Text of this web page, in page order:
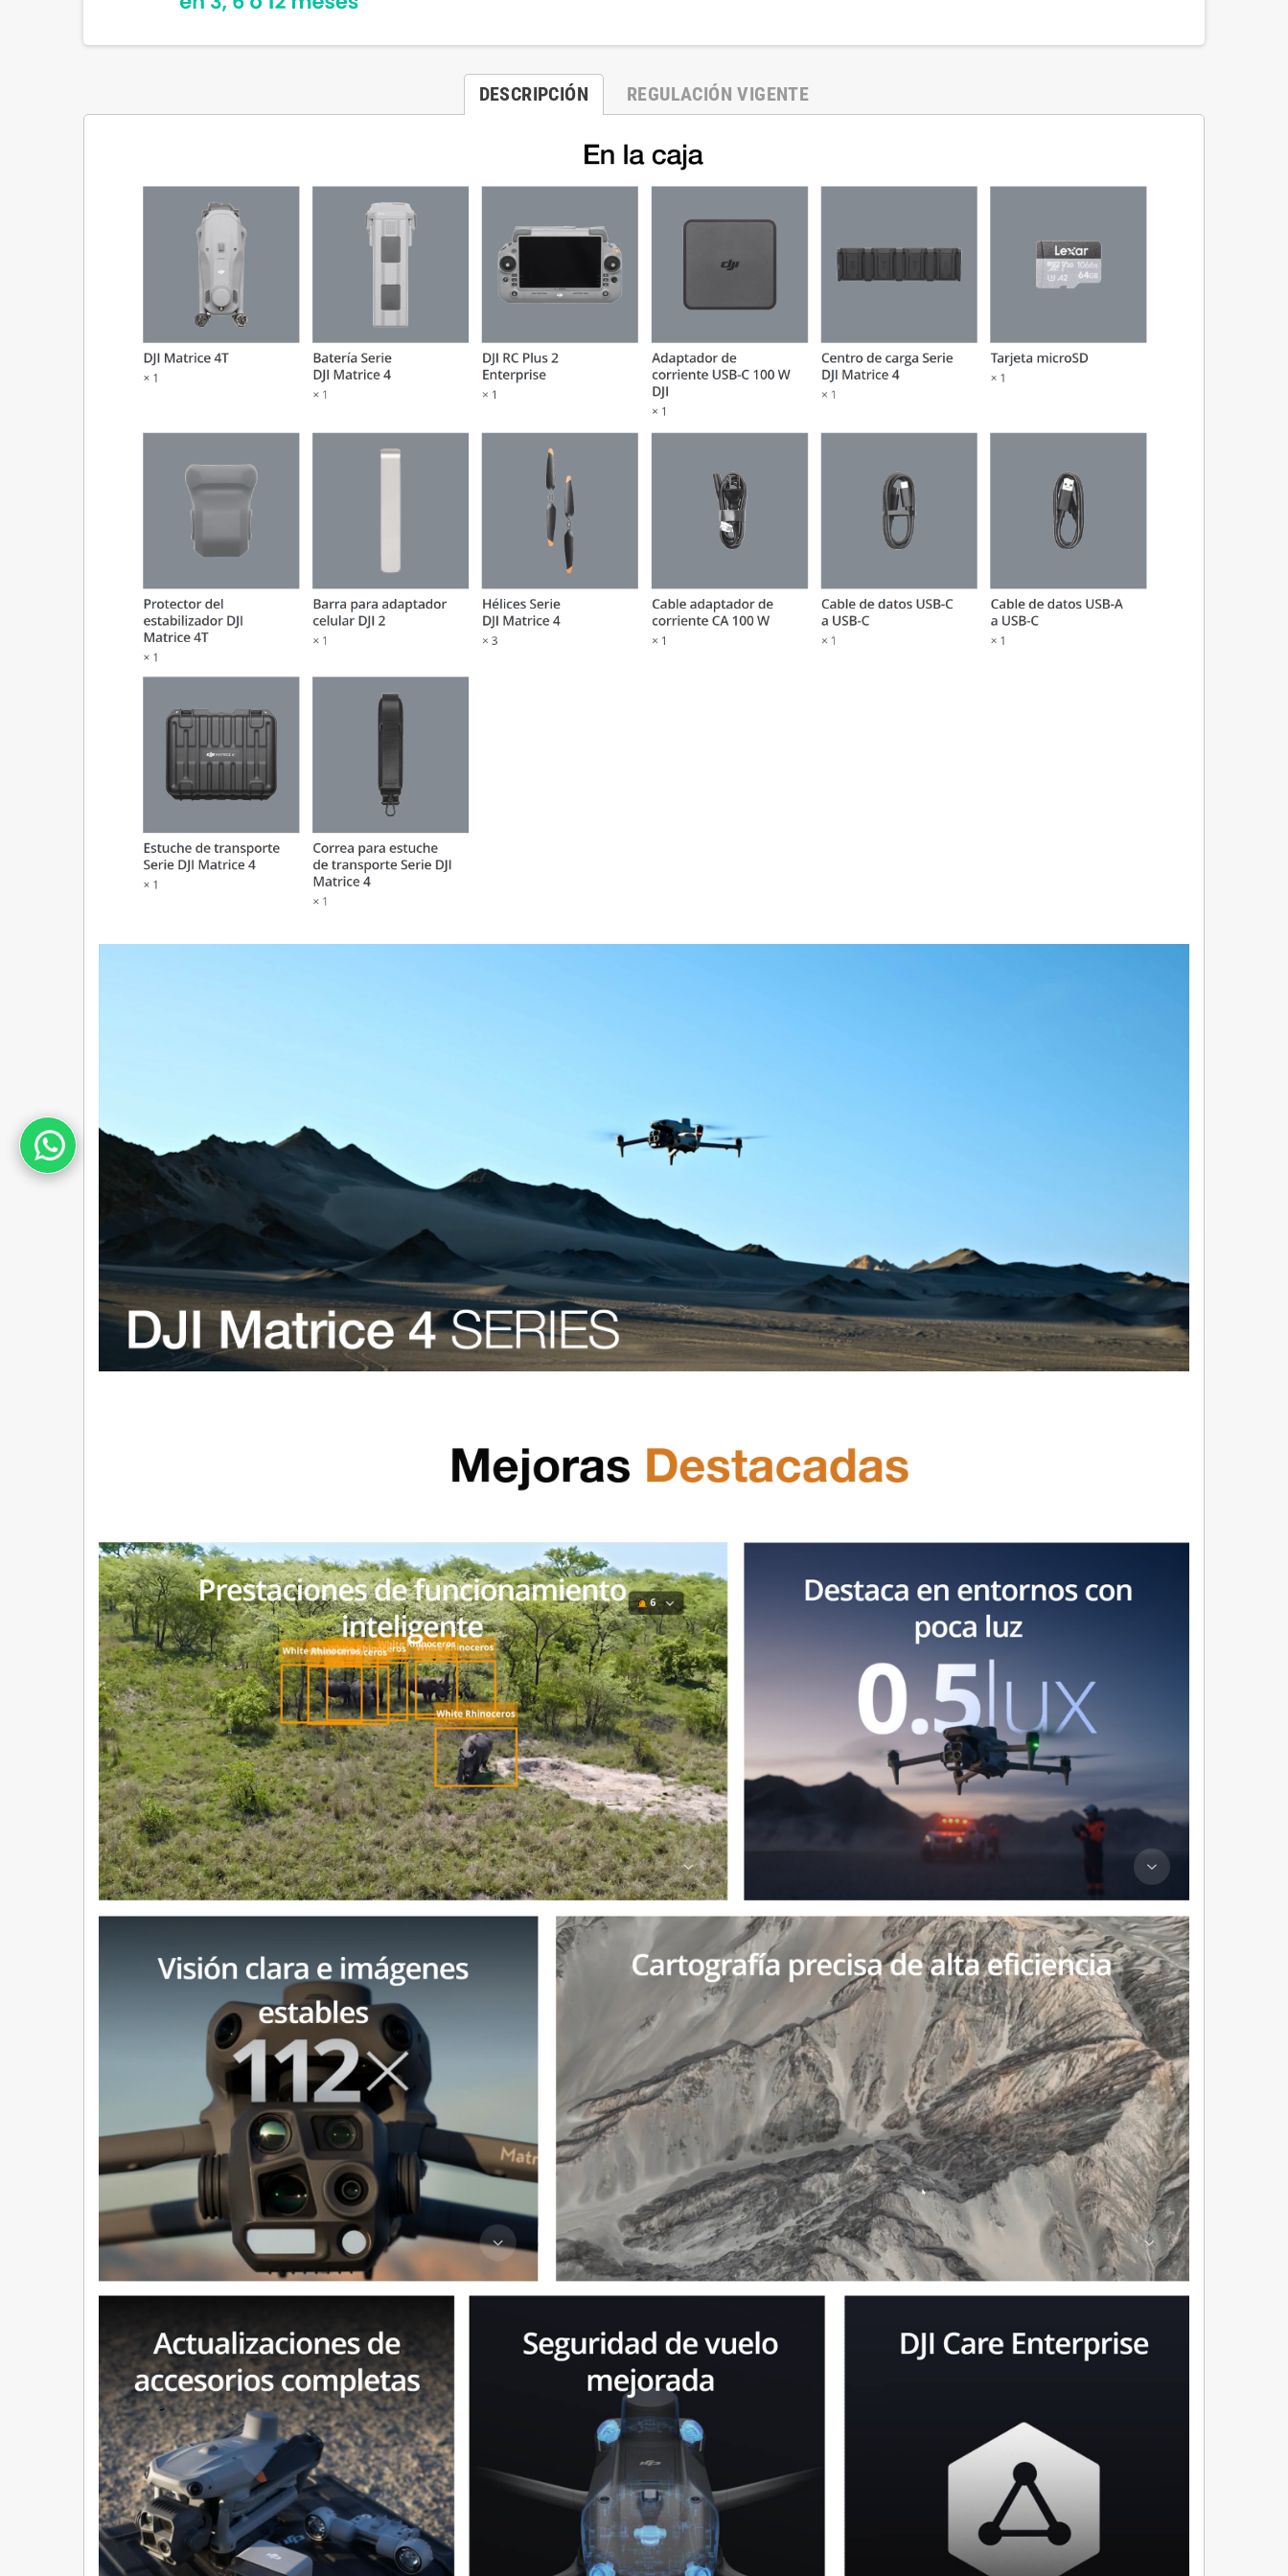
DESCRIPCIÓN REGULACIÓN VIGENTE